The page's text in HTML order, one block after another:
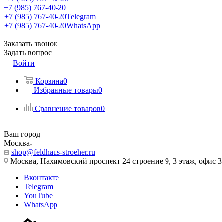
+7 (985) 767-40-20
+7 (985) 767-40-20Telegram
+7 (985) 767-40-20WhatsApp
Заказать звонок
Задать вопрос
Войти
Корзина0
Избранные товары0
Сравнение товаров0
Ваш город
Москва
shop@feldhaus-stroeher.ru
Москва, Нахимовский проспект 24 строение 9, 3 этаж, офис
Вконтакте
Telegram
YouTube
WhatsApp